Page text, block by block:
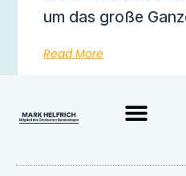
um das große
Read More